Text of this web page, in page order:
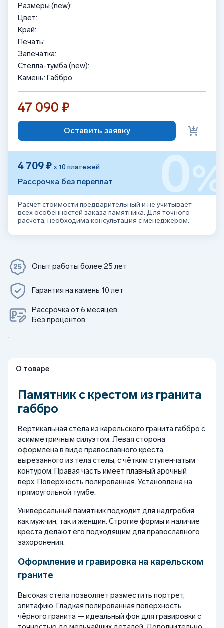
Размеры (new):
Цвет:
Край:
Печать:
Запечатка:
Стелла-тумба (new):
Камень: Габбро
47 090 ₽
Оставить заявку
4 709 ₽ х 10 платежей
Рассрочка без переплат 0%
Расчёт стоимости предварительный и не учитывает
всех особенностей заказа памятника. Для точного
расчёта, необходима консультация с менеджером.
Опыт работы более 25 лет
Гарантия на камень 10 лет
Рассрочка от 6 месяцев
Без процентов
О товаре
Памятник с крестом из гранита
габбро
Вертикальная стела из карельского гранита габбро с
асимметричным силуэтом. Левая сторона
оформлена в виде православного креста,
вырезанного из тела стелы, с чётким ступенчатым
контуром. Правая часть имеет плавный арочный
верх. Поверхность полированная. Установлена на
прямоугольной тумбе.
Универсальный памятник подходит для надгробия
как мужчин, так и женщин. Строгие формы и наличие
креста делают его подходящим для православного
захоронения.
Оформление и гравировка на карельском
граните
Высокая стела позволяет разместить портрет,
эпитафию. Гладкая полированная поверхность
чёрного гранита — идеальный фон для гравировки с